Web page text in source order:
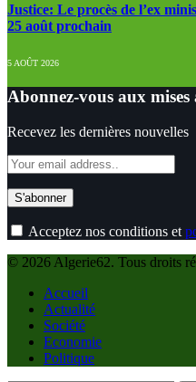
Justice: Le procès de l’ex
25 août prochain
5 AOÛT 2026
Abonnez-vous aux
Recevez les dernières nouvelles
Acceptez nos conditions et
© 2026 Algerie62. Tous droits
Accueil
Actualité
Société
Economie
Politique